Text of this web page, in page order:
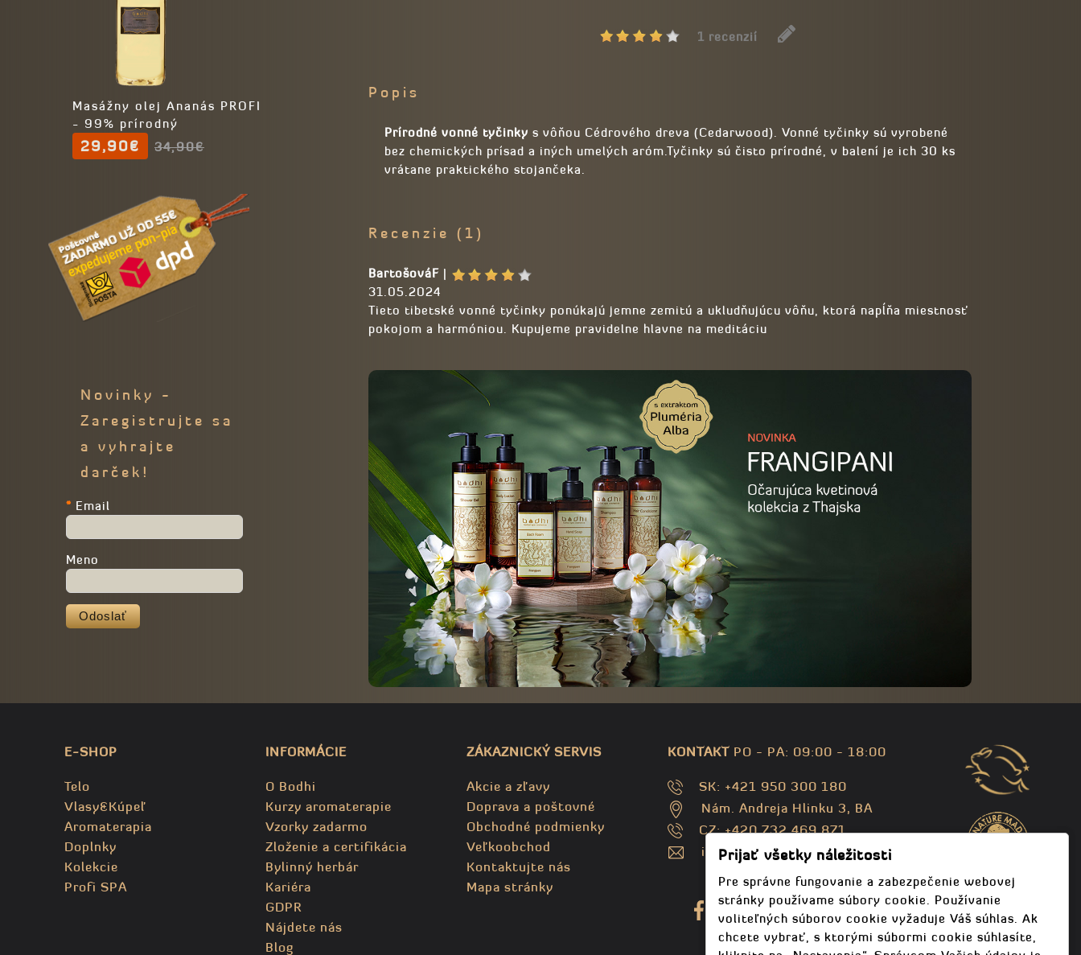
1 recenzií
Popis
Prírodné vonné tyčinky s vôňou Cédrového dreva (Cedarwood). Vonné tyčinky sú vyrobené
bez chemických prísad a iných umelých aróm.Tyčinky sú čisto prírodné, v balení je ich 30 ks
vrátane praktického stojančeka.
Recenzie (1)
BartošováF |
31.05.2024
Tieto tibetské vonné tyčinky ponúkajú jemne zemitú a ukludňujúcu vôňu, ktorá napĺňa miestnosť
pokojom a harmóniou. Kupujeme pravidelne hlavne na meditáciu
Masážny olej Ananás PROFI
- 99% prírodný
29,90€ 34,90€
Novinky -
Zaregistrujte sa
a vyhrajte
darček!
* Email
Meno
Odoslať
E-SHOP
Telo
Vlasy&Kúpeľ
Aromaterapia
Doplnky
Kolekcie
Profi SPA
INFORMÁCIE
O Bodhi
Kurzy aromaterapie
Vzorky zadarmo
Zloženie a certifikácia
Bylinný herbár
Kariéra
GDPR
Nájdete nás
Blog
ZÁKAZNICKÝ SERVIS
Akcie a zľavy
Doprava a poštovné
Obchodné podmienky
Veľkoobchod
Kontaktujte nás
Mapa stránky
KONTAKT PO - PA: 09:00 - 18:00
SK: +421 950 300 180
Nám. Andreja Hlinku 3, BA
CZ: +420 732 469 871
info@bodhispa.sk ,info@bodhi.cz
Prijať všetky náležitosti
Pre správne fungovanie a zabezpečenie webovej
stránky používame súbory cookie. Používanie
voliteľných súborov cookie vyžaduje Váš súhlas. Ak
chcete vybrať, s ktorými súbormi cookie súhlasíte,